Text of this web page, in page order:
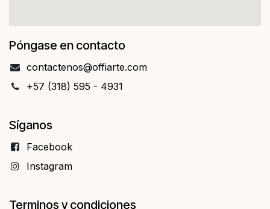
Póngase en contacto
contact​​enos@offiarte.com
+57 (318) 595 - 4931
Síganos
Facebo​​ok
Instagram
Terminos y condiciones